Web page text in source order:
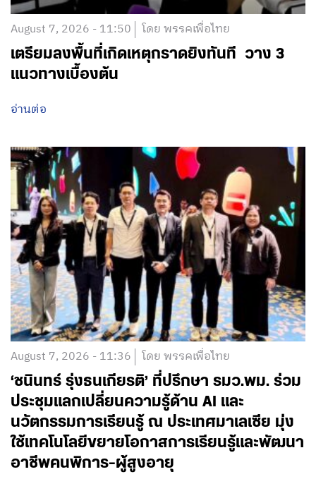
August 7, 2026 - 11:50 โดย พรรคเพื่อไทย
เตรียมลงพื้นที่เกิดเหตุกราดยิงทันที วาง 3
แนวทางเบื้องต้น
อ่านต่อ
August 7, 2026 - 11:36 โดย พรรคเพื่อไทย
‘ชนินทร์ รุ่งธนเกียรติ’ ที่ปรึกษา รมว.พม. ร่วม
ประชุมแลกเปลี่ยนความรู้ด้าน AI และ
นวัตกรรมการเรียนรู้ ณ ประเทศมาเลเซีย มุ่ง
ใช้เทคโนโลยีขยายโอกาสการเรียนรู้และพัฒนา
อาชีพคนพิการ-ผู้สูงอายุ